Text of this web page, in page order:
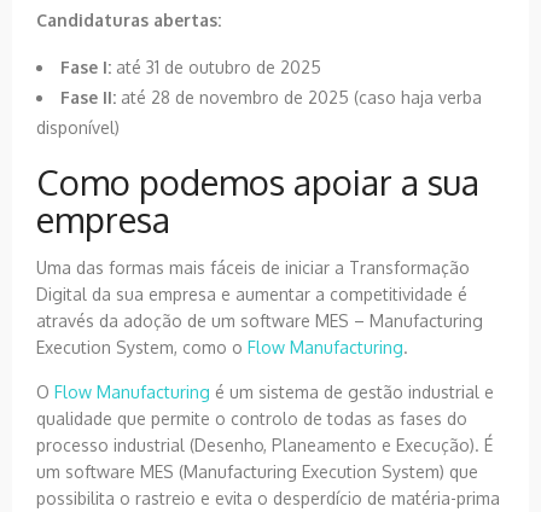
Candidaturas abertas:
Fase I: até 31 de outubro de 2025
Fase II: até 28 de novembro de 2025 (caso haja verba
disponível)
Como podemos apoiar a sua
empresa
Uma das formas mais fáceis de iniciar a Transformação
Digital da sua empresa e aumentar a competitividade é
através da adoção de um software MES – Manufacturing
Execution System, como o Flow Manufacturing.
O Flow Manufacturing é um sistema de gestão industrial e
qualidade que permite o controlo de todas as fases do
processo industrial (Desenho, Planeamento e Execução). É
um software MES (Manufacturing Execution System) que
possibilita o rastreio e evita o desperdício de matéria-prima